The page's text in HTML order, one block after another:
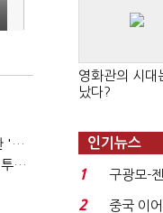
(주목받는 게임)"향수만으론 부족해"…원작과 차별화 성공한 '리니지M'
(주목받는 게임)카카오게임즈, 엘리온·오딘으로 MMORPG 투트랙 공세
영화관의 시대
났다?
인기뉴스
1
구광모-
로봇·AI
2
중국 이